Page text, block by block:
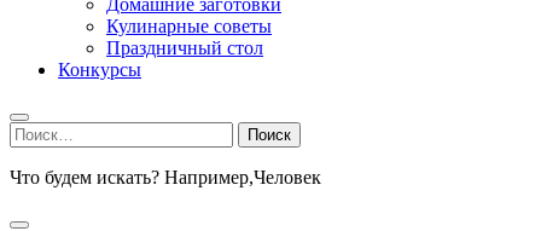
Домашние заготовки
Кулинарные советы
Праздничный стол
Конкурсы
Найти:
Что будем искать? Например,Человек